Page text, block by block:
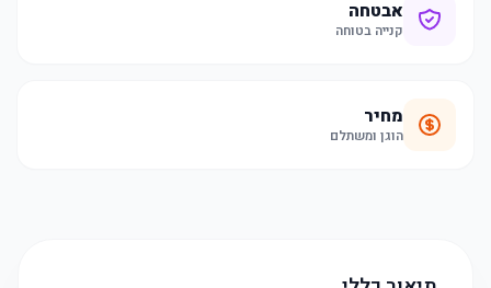
אבטחה
קנייה בטוחה
מחיר
הוגן ומשתלם